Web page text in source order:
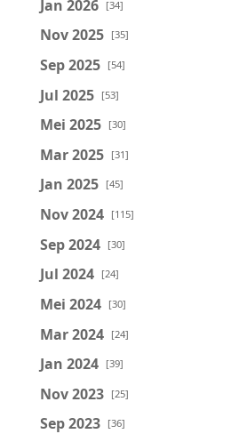
Jan 2026 [34]
Nov 2025 [35]
Sep 2025 [54]
Jul 2025 [53]
Mei 2025 [30]
Mar 2025 [31]
Jan 2025 [45]
Nov 2024 [115]
Sep 2024 [30]
Jul 2024 [24]
Mei 2024 [30]
Mar 2024 [24]
Jan 2024 [39]
Nov 2023 [25]
Sep 2023 [36]